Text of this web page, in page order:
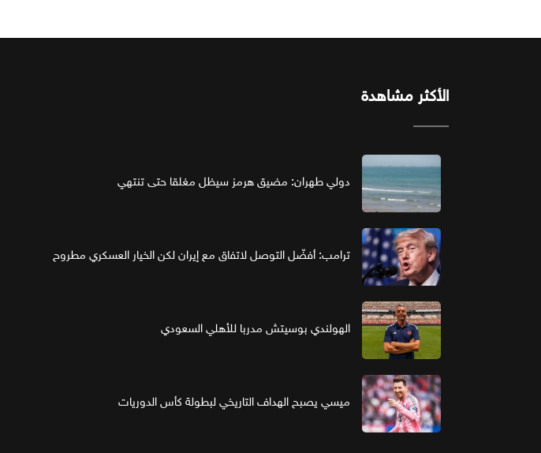
الأكثر مشاهدة
دولي طهران: مضيق هرمز سيظل مغلقا حتى تنتهي
ترامب: أفضّل التوصل لاتفاق مع إيران لكن الخيار العسكري مطروح
الهولندي بوسيتش مدربا للأهلي السعودي
ميسي يصبح الهداف التاريخي لبطولة كأس الدوريات